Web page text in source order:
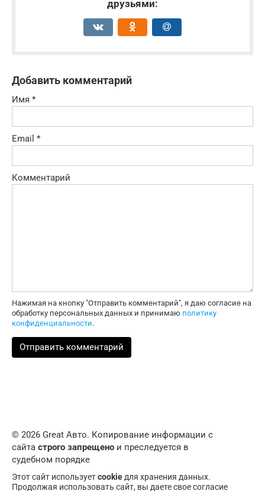
друзьями:
Добавить комментарий
Имя *
Email *
Комментарий
Нажимая на кнопку "Отправить комментарий", я даю согласие на
обработку персональных данных и принимаю политику
конфиденциальности.
© 2026 Great Авто. Копирование информации с
сайта строго запрещено и преследуется в
судебном порядке
Этот сайт используетcookieдля хранения данных.
Продолжая использовать сайт, вы даете свое согласие